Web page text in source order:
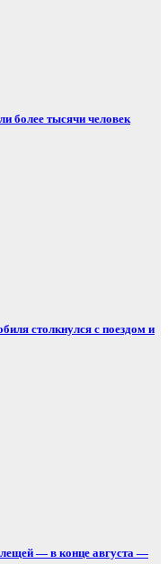
более тысячи человек
столкнулся с поездом и
— в конце августа —